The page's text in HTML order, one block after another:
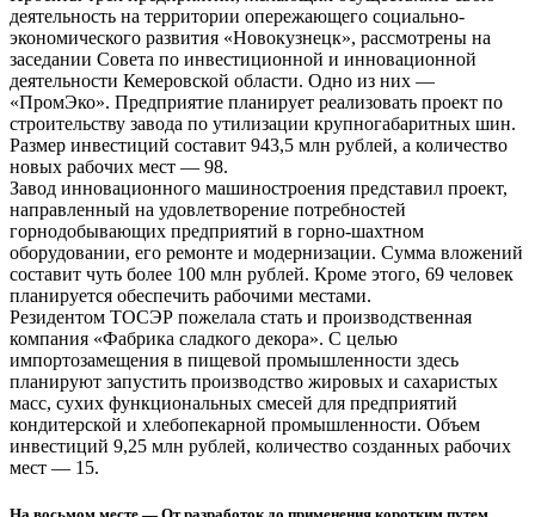
деятельность на территории опережающего социально-
экономического развития «Новокузнецк», рассмотрены на
заседании Совета по инвестиционной и инновационной
деятельности Кемеровской области. Одно из них —
«ПромЭко». Предприятие планирует реализовать проект по
строительству завода по утилизации крупногабаритных шин.
Размер инвестиций составит 943,5 млн рублей, а количество
новых рабочих мест — 98.
Завод инновационного машиностроения представил проект,
направленный на удовлетворение потребностей
горнодобывающих предприятий в горно-шахтном
оборудовании, его ремонте и модернизации. Сумма вложений
составит чуть более 100 млн рублей. Кроме этого, 69 человек
планируется обеспечить рабочими местами.
Резидентом ТОСЭР пожелала стать и производственная
компания «Фабрика сладкого декора». С целью
импортозамещения в пищевой промышленности здесь
планируют запустить производство жировых и сахаристых
масс, сухих функциональных смесей для предприятий
кондитерской и хлебопекарной промышленности. Объем
инвестиций 9,25 млн рублей, количество созданных рабочих
мест — 15.